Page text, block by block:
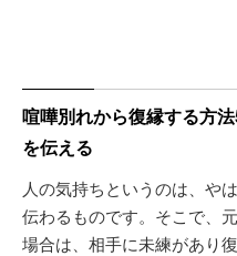
喧嘩別れから復縁する方
を伝える
人の気持ちというのは、や
伝わるものです。そこで、
場合は、相手に未練があり